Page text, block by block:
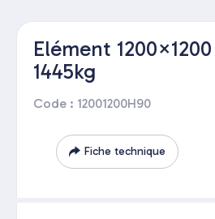
Elément
1445kg
Code : 12001200H90
Fiche technique